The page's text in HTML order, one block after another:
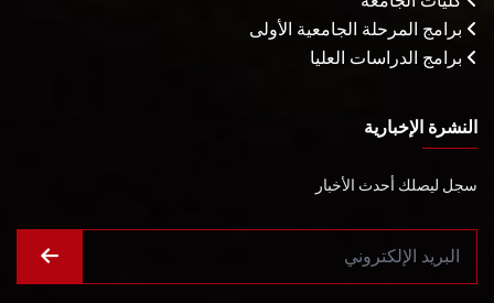
برامج المرحلة الجامعية الأولى
برامج الدراسات العليا
النشرة الإخبارية
سجل ليصلك أحدث الأخبار